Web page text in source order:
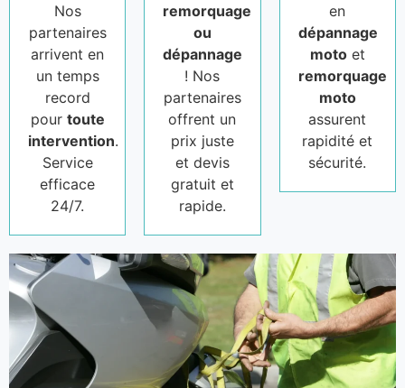
Nos
partenaires
arrivent en
un temps
record
pour toute
intervention.
Service
efficace
24/7.
remorquage
ou
dépannage
! Nos
partenaires
offrent un
prix juste
et devis
gratuit et
rapide.
en
dépannage
motoet
remorquage
moto
assurent
rapidité et
sécurité.